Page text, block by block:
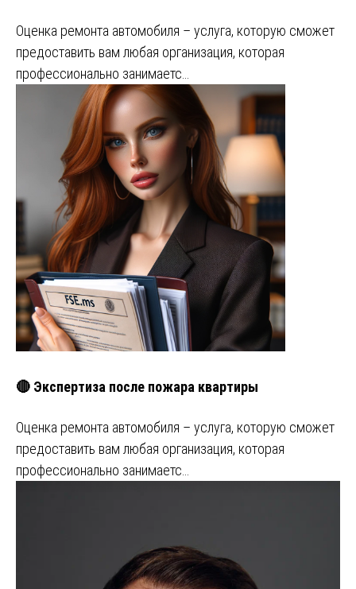
Оценка ремонта автомобиля – услуга, которую сможет
предоставить вам любая организация, которая
профессионально занимаетс…
🔴 Экспертиза после пожара квартиры
Оценка ремонта автомобиля – услуга, которую сможет
предоставить вам любая организация, которая
профессионально занимаетс…